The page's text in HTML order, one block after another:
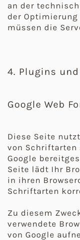
an der
der Optimierung
müssen die
4. Plugins und
Google Web
Diese Seite
von Schriftarten
Google
Seite lädt Ihr
in ihren
Schriftarten
Zu diesem
verwendete
von Google